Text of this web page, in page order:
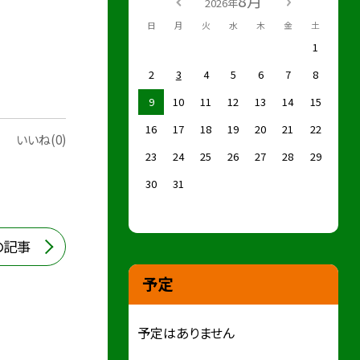
いいね(0)
事
日 月 火 水 木 金 土
1
2
3 4 5 6 7
8
9
10 11 12 13 14
15
16
17 18 19 20 21
22
23
24 25 26 27 28
29
30
31
予定
予定はありません